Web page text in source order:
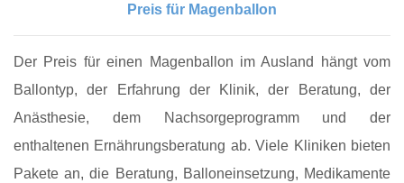
Preis für Magenballon
Der Preis für einen Magenballon im Ausland hängt vom
Ballontyp, der Erfahrung der Klinik, der Beratung, der
Anästhesie, dem Nachsorgeprogramm und der
enthaltenen Ernährungsberatung ab. Viele Kliniken bieten
Pakete an, die Beratung, Balloneinsetzung, Medikamente